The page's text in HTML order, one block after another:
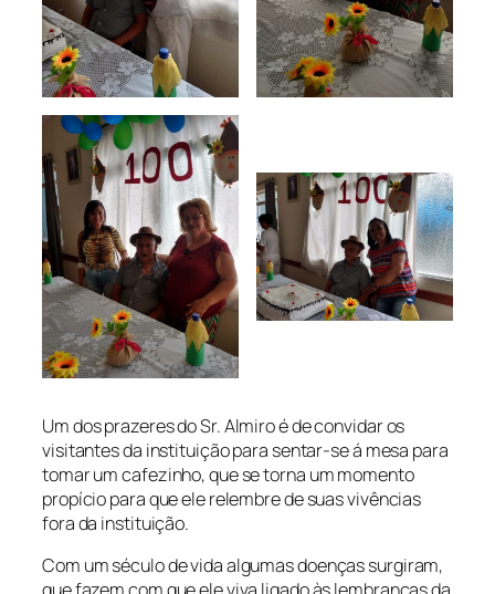
Um dos prazeres do Sr. Almiro é de convidar os
visitantes da instituição para sentar-se á mesa para
tomar um cafezinho, que se torna um momento
propício para que ele relembre de suas vivências
fora da instituição.
Com um século de vida algumas doenças surgiram,